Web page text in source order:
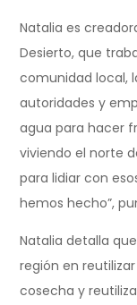
Natalia es
Desierto, que
comunidad local,
autoridades y
agua para hacer
viviendo el norte
para lidiar con
hemos hecho”,
Natalia detalla
región en
cosecha y